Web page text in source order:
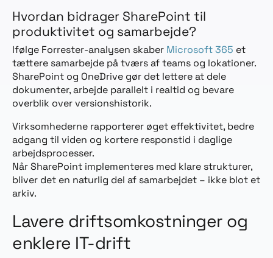
Hvordan bidrager SharePoint til
produktivitet og samarbejde?
Ifølge Forrester-analysen skaber Microsoft 365 et
tættere samarbejde på tværs af teams og lokationer.
SharePoint og OneDrive gør det lettere at dele
dokumenter, arbejde parallelt i realtid og bevare
overblik over versionshistorik.
Virksomhederne rapporterer øget effektivitet, bedre
adgang til viden og kortere responstid i daglige
arbejdsprocesser.
Når SharePoint implementeres med klare strukturer,
bliver det en naturlig del af samarbejdet – ikke blot et
arkiv.
Lavere driftsomkostninger og
enklere IT-drift